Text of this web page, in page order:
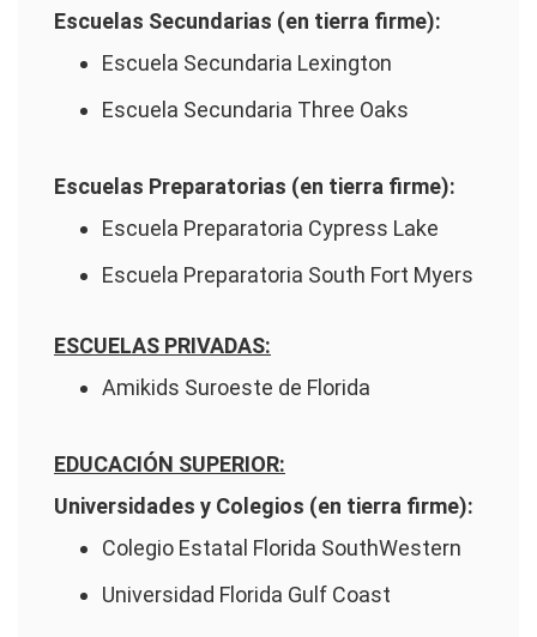
Escuelas Secundarias (en tierra firme):
Escuela Secundaria Lexington
Escuela Secundaria Three Oaks
Escuelas Preparatorias (en tierra firme):
Escuela Preparatoria Cypress Lake
Escuela Preparatoria South Fort Myers
ESCUELAS PRIVADAS:
Amikids Suroeste de Florida
EDUCACIÓN SUPERIOR:
Universidades y Colegios (en tierra firme):
Colegio Estatal Florida SouthWestern
Universidad Florida Gulf Coast